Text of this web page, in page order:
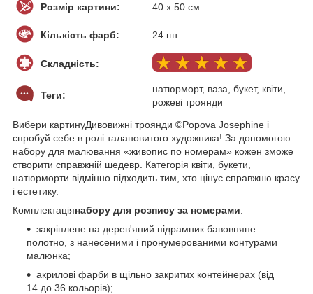
Розмір картини: 40 х 50 см
Кількість фарб: 24 шт.
Складність:
Теги:
натюрморт, ваза, букет, квіти,
рожеві троянди
Вибери картинуДивовижні троянди ©Popova Josephine і
спробуй себе в ролі талановитого художника! За допомогою
набору для малювання «живопис по номерам» кожен зможе
створити справжній шедевр. Категорія квіти, букети,
натюрморти відмінно підходить тим, хто цінує справжню красу
і естетику.
Комплектаціянабору для розпису за номерами:
закріплене на дерев'яний підрамник бавовняне
полотно, з нанесеними і пронумерованими контурами
малюнка;
акрилові фарби в щільно закритих контейнерах (від
14 до 36 кольорів);